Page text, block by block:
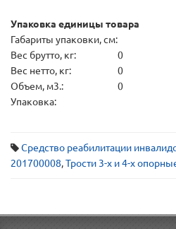
Упаковка единицы товара
Габариты упаковки, см:
Вес брутто, кг:
0
Вес нетто, кг:
0
Объем, м3.:
0
Упаковка:
Средство реабилитации
201700008,Трости 3-х и 4-х